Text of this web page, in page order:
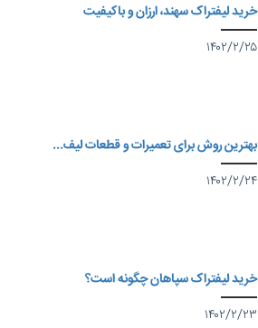
خرید لیفتراک سهند، ارزان و باکیفیت
۱۴۰۲/۲/۲۵
بهترین روش برای تعمیرات و قطعات لیف...
۱۴۰۲/۲/۲۴
خرید لیفتراک سپاهان چگونه است؟
۱۴۰۲/۲/۲۳